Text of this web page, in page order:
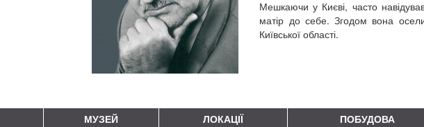
Мешкаючи у Києві, часто
матір до себе. Згодом вона
Київської області.
МУЗЕЙ ЛОКАЦІЇ ПОБУДОВА